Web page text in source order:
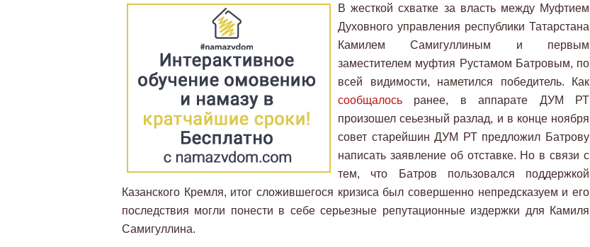
В жесткой схватке за власть между Муфтием
Духовного управления республики Татарстана
Камилем Самигуллиным и первым
заместителем муфтия Рустамом Батровым, по
всей видимости, наметился победитель. Как
сообщалось ранее, в аппарате ДУМ РТ
произошел сеьезный разлад, и в конце ноября
совет старейшин ДУМ РТ предложил Батрову
написать заявление об отставке. Но в связи с
тем, что Батров пользовался поддержкой
Казанского Кремля, итог сложившегося кризиса был совершенно непредсказуем и его
последствия могли понести в себе серьезные репутационные издержки для Камиля
Самигуллина.